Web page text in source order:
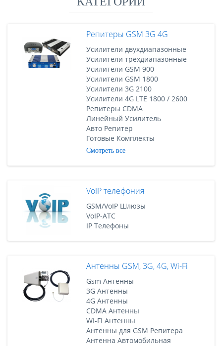
Репитеры GSM 3G 4G
Усилители двухдиапазонные
Усилители трехдиапазонные
Усилители GSM 900
Усилители GSM 1800
Усилители 3G 2100
Усилители 4G LTE 1800 / 2600
Репитеры CDMA
Линейный Усилитель
Авто Репитер
Готовые Комплекты
Смотреть все
VoIP телефония
GSM/VoIP Шлюзы
VoIP-АТС
IP Телефоны
Антенны GSM, 3G, 4G, Wi-Fi
Gsm Антенны
3G Антенны
4G Антенны
CDMA Антенны
WI-FI Антенны
Антенны для GSM Репитера
Антенна Автомобильная